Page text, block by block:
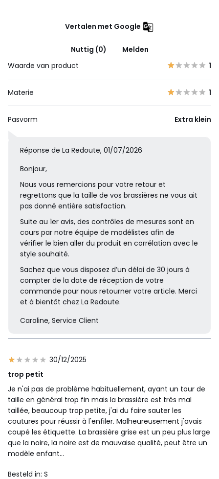
Vertalen met Google
Nuttig (0)
Melden
Waarde van product
1
Materie 1
Pasvorm Extra klein
Réponse de La Redoute, 01/07/2026
Bonjour,
Nous vous remercions pour votre retour et
regrettons que la taille de vos brassières ne vous ait
pas donné entière satisfaction.
Suite au 1er avis, des contrôles de mesures sont en
cours par notre équipe de modélistes afin de
vérifier le bien aller du produit en corrélation avec le
style souhaité.
Sachez que vous disposez d’un délai de 30 jours à
compter de la date de réception de votre
commande pour nous retourner votre article. Merci
et à bientôt chez La Redoute.
Caroline, Service Client
30/12/2025
trop petit
Je n'ai pas de problème habituellement, ayant un tour de
taille en général trop fin mais la brassière est très mal
taillée, beaucoup trop petite, j'ai du faire sauter les
coutures pour réussir à l'enfiler. Malheureusement j'avais
coupé les étiquette. La brassière grise est un peu plus large
que la noire, la noire est de mauvaise qualité, peut être un
modèle enfant...
Besteld in: S